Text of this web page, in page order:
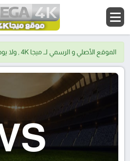
الموقع الأصلي و الرسمي لــ ميجا 4K , ولا يوجد لدينا موقع اخر.